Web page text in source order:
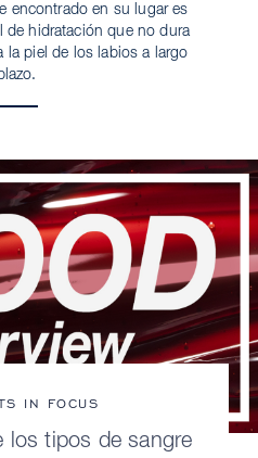
encontrado en su lugar es
de hidratación que no dura
la piel de los labios a largo
IN FOCUS
los tipos de sangre